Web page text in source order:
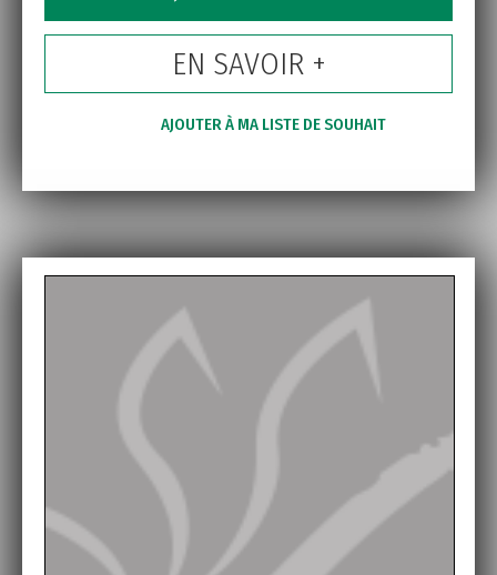
EN SAVOIR +
AJOUTER À MA LISTE DE SOUHAIT